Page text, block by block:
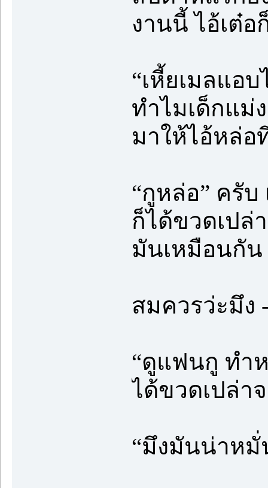
งานนี้ ไอ้เต๋
“เหี้ยเมลแอ
ทำไมเด็กแม่
มาให้ไอ้หล่อ
“กูหล่อ” ครั
ก็ได้ขวดเปล่
มันเหมือนกัน
สมควรว่ะมึง
“ดูแฟนกู ทำ
ได้ขวดเปล่า
“มึงมันน่าหมั่